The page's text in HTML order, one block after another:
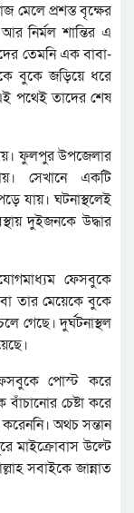
মেলে প্রশস্ত বৃক্ষের
নির্মল শান্তির এ
তেমনি এক বাবা-
বুকে জড়িয়ে ধরে
পথেই তাদের শেষ
ফুলপুর উপজেলার
সেখানে একটি
যায়। ঘটনাস্থলেই
দুইজনকে উদ্ধার
ফেসবুকে
তার মেয়েকে বুকে
গেছে। দুর্ঘটনাস্থল
পোস্ট করে
বাঁচানোর চেষ্টা করে
অথচ সন্তান
মাইক্রোবাস উল্টে
সবাইকে জান্নাত